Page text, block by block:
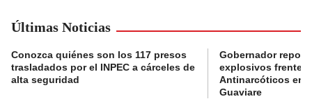
Últimas Noticias
Conozca quiénes son los 117 presos
trasladados por el INPEC a cárceles de
alta seguridad
Gobernador
explosivos frente a
Antinarcóticos en
Guaviare